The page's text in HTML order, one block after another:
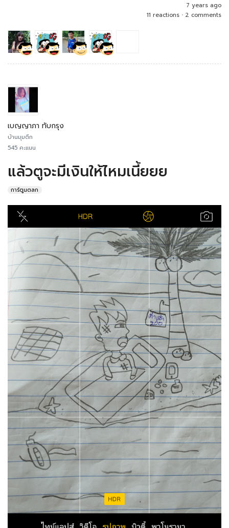
7 years ago
11 reactions • 2 comments
เบญญาภา ทับกรุง
บ้านมุมตึก
545 คะแนน
แล้วตูจะมีเงินให้ไหมเนี้ยยย
การ์ตูนตลก